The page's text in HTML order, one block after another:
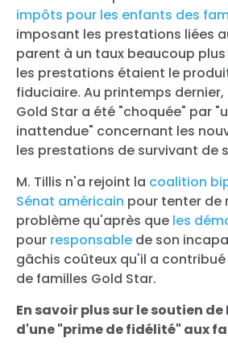
impôts pour les enfants des
imposant les prestations liées
parent à un taux beaucoup
les prestations étaient le
fiduciaire. Au printemps dernier,
Gold Star a été "choquée" par
inattendue" concernant les
les prestations de survivant de
M. Tillis n'a rejoint la coalition
Sénat américain pour tenter de
problème qu'après que les
pour responsable de son
gâchis coûteux qu'il a
de familles Gold Star.
En savoir plus sur le soutien
d'une "prime de fidélité" aux